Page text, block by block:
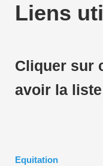
Liens
Cliquer sur
avoir la
Equitation